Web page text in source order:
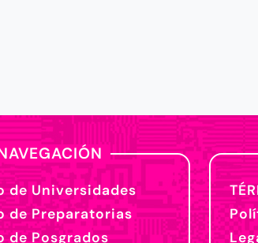
de Universidades
de Preparatorias
de Posgrados